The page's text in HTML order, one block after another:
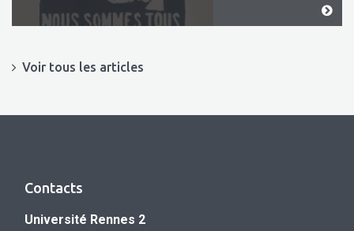
Voir tous les articles
Contacts
Université Rennes 2